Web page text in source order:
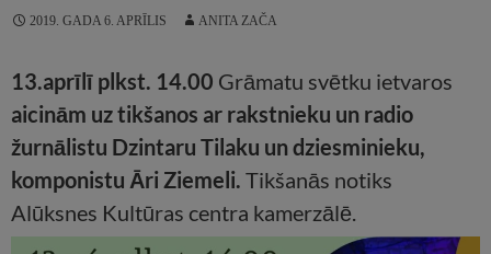
2019. GADA 6. APRĪLIS ANITA ZAČA
13.aprīlī plkst. 14.00 Grāmatu svētku ietvaros
aicinām uz tikšanos ar rakstnieku un radio
žurnālistu Dzintaru Tilaku un dziesminieku,
komponistu Āri Ziemeli. Tikšanās notiks
Alūksnes Kultūras centra kamerzālē.